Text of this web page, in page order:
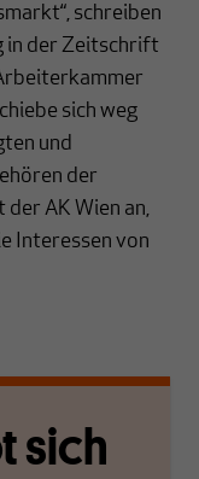
schreiben
in der Zeitschrift
sich weg
und
der
AK Wien an,
Interessen von
sich